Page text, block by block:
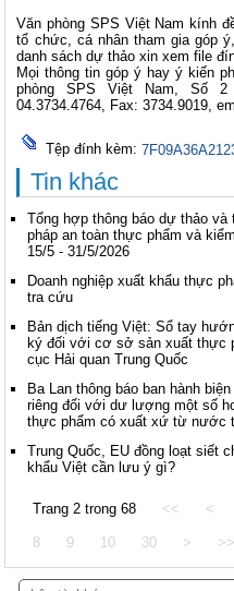
Văn phòng SPS Việt Nam kính
tổ chức, cá nhân tham gia góp
danh sách dự thảo xin xem file
Mọi thông tin góp ý hay ý kiến
phòng SPS Việt Nam, Số
04.3734.4764, Fax: 3734.9019,
Tệp đính kèm:
Tin khác
Tổng hợp thông báo dự thảo
pháp an toàn thực phẩm và
15/5 - 31/5/2026
Doanh nghiệp xuất khẩu thực
tra cứu
Bản dịch tiếng Việt: Sổ tay
ký đối với cơ sở sản xuất thực
cục Hải quan Trung Quốc
Ba Lan thông báo ban hành
riêng đối với dư lượng một số
thực phẩm có xuất xứ từ nước
Trung Quốc, EU đồng loạt siết
khẩu Việt cần lưu ý gì?
Trang 2 trong 68 << <
8 9 10 30 > >>